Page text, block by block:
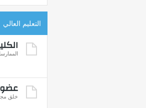
التعليم العالي
عضو
خلق